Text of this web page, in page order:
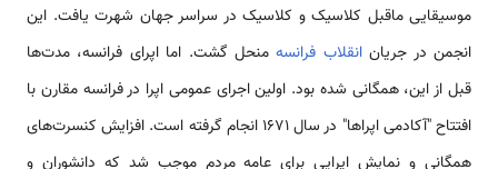
موسیقایی ماقبل کلاسیک و کلاسیک در سراسر جهان شهرت یافت. اين
انجمن در جریانانقلاب فرانسهمنحل گشت. اما اپرای فرانسه، مدت‌ها
قبل از این، همگانی شده بود. اولین اجرای عمومی اپرا در فرانسه مقارن با
افتتاح "آکادمی اپراها" در سال 1671 انجام گرفته است. افزایش کنسرت‌های
همگانی و نمایش اپرایی برای عامه مردم موجب شد که دانشوران و